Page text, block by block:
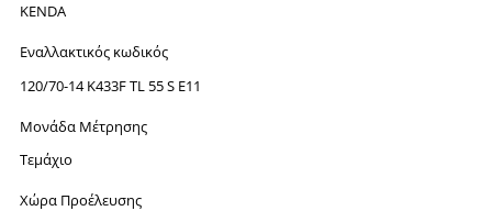
KENDA
Εναλλακτικός κωδικός
120/70-14 K433F TL 55 S E11
Μονάδα Μέτρησης
Τεμάχιο
Χώρα Προέλευσης